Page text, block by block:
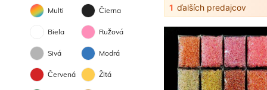
Multi Čierna
Biela Ružová
Sivá Modrá
Červená Žltá
1 ďalších predajcov